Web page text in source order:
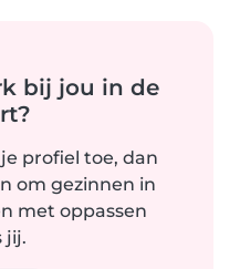
bij jou in de
profiel toe, dan
om gezinnen in
met oppassen
jij.